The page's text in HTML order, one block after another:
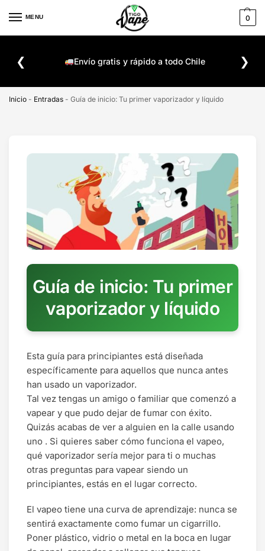
MENU 0
❮ Envío gratis y rápido a todo Chile ❯
Inicio - Entradas - Guía de inicio: Tu primer vaporizador y líquido
Guía de inicio: Tu primer
vaporizador y líquido
Esta guía para principiantes está diseñada
específicamente para aquellos que nunca antes
han usado un vaporizador.
Tal vez tengas un amigo o familiar que comenzó a
vapear y que pudo dejar de fumar con éxito.
Quizás acabas de ver a alguien en la calle usando
uno . Si quieres saber cómo funciona el vapeo,
qué vaporizador sería mejor para ti o muchas
otras preguntas para vapear siendo un
principiantes, estás en el lugar correcto.
El vapeo tiene una curva de aprendizaje: nunca se
sentirá exactamente como fumar un cigarrillo.
Poner plástico, vidrio o metal en la boca en lugar